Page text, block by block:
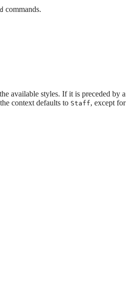
commands.
available styles. If it is preceded by a
context defaults to Staff, except for